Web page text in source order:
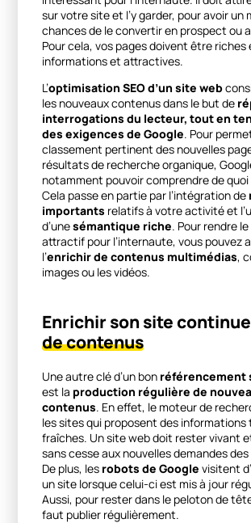
sur votre site et l’y garder, pour avoir un
chances de le convertir en prospect ou
Pour cela, vos pages doivent être riches
informations et attractives.
L’optimisation SEO d’un site web
les nouveaux contenus dans le but de
interrogations du lecteur, tout en
des exigences de Google. Pour
classement pertinent des nouvelles
résultats de recherche organique,
notamment pouvoir comprendre de quoi
Cela passe en partie par l’intégration de
importants relatifs à votre activité et
d’unesémantique riche. Pour rendre
attractif pour l’internaute, vous pouvez
l’enrichir de contenus multimédias,
images ou les vidéos.
Enrichir son site
de contenus
Une autre clé d’un bon référencement
est la production régulière de
contenus. En effet, le moteur de
les sites qui proposent des informations
fraîches. Un site web doit rester vivant
sans cesse aux nouvelles demandes
De plus, les robots de Google visitent
un site lorsque celui-ci est mis à jour
Aussi, pour rester dans le peloton de tête
faut publier régulièrement.